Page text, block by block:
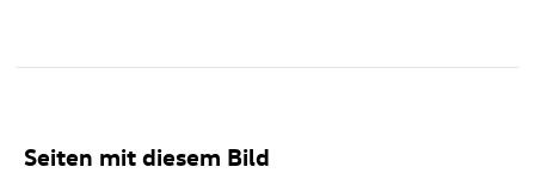
Seiten mit diesem Bild